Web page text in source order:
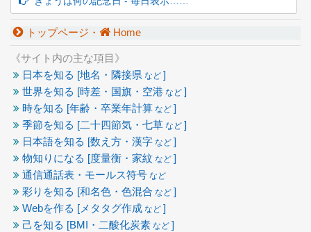
トップページ・ Home
《サイト内の主な項目》
日本を知る [地名・隣接県 など ]
世界を知る [時差・国旗・空港 など ]
時を知る [年齢・卒業年計算 など ]
季節を知る [二十四節気・七草 など ]
日本語を知る [数え方・漢字 など ]
物知りになる [度量衡・家紋 など ]
通信通話表・モールス符号 など
彩りを知る [和名色・色混合 など ]
Webを作る [メタタグ作成 など ]
己を知る [BMI・二酸化炭素 など ]